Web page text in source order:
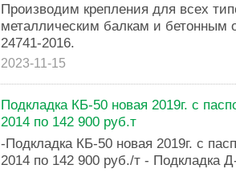
Производим крепления для всех
металлическим балкам и
24741-2016.
2023-11-15
Подкладка КБ-50 новая 2019г. с
2014 по 142 900 руб.т
-Подкладка КБ-50 новая 2019г. с
2014 по 142 900 руб./т - Подкладка